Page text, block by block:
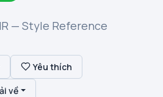
— Style Reference
Yêu thích
về